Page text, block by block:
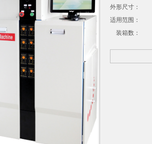
外形尺寸：
适用范围：
装箱数：